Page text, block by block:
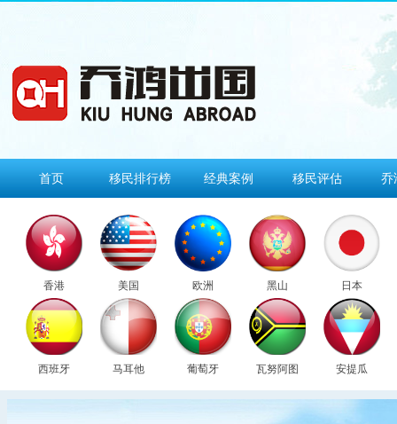
首页 移民排行榜 经典案例 移民评估 乔
香港 美国 欧洲 黑山 日本
西班牙 马耳他 葡萄牙 瓦努阿图 安提瓜